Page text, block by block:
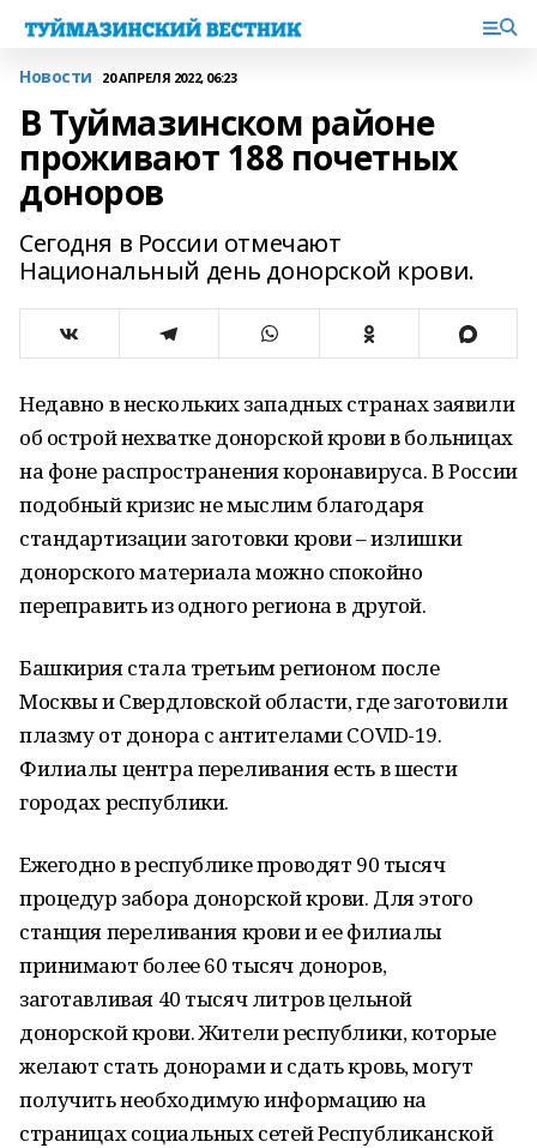
Новости 20 АПРЕЛЯ 2022, 06:23
В Туймазинском районе
проживают 188 почетных
доноров
Сегодня в России отмечают
Национальный день донорской крови.
Недавно в нескольких западных странах заявили
об острой нехватке донорской крови в больницах
на фоне распространения коронавируса. В России
подобный кризис не мыслим благодаря
стандартизации заготовки крови – излишки
донорского материала можно спокойно
переправить из одного региона в другой.
Башкирия стала третьим регионом после
Москвы и Свердловской области, где заготовили
плазму от донора с антителами COVID-19.
Филиалы центра переливания есть в шести
городах республики.
Ежегодно в республике проводят 90 тысяч
процедур забора донорской крови. Для этого
станция переливания крови и ее филиалы
принимают более 60 тысяч доноров,
заготавливая 40 тысяч литров цельной
донорской крови. Жители республики, которые
желают стать донорами и сдать кровь, могут
получить необходимую информацию на
страницах социальных сетей Республиканской